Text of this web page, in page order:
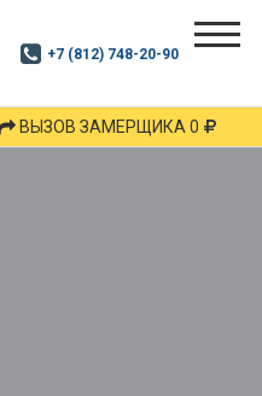
+7 (812) 748-20-90
ВЫЗОВ ЗАМЕРЩИКА 0
Дзен